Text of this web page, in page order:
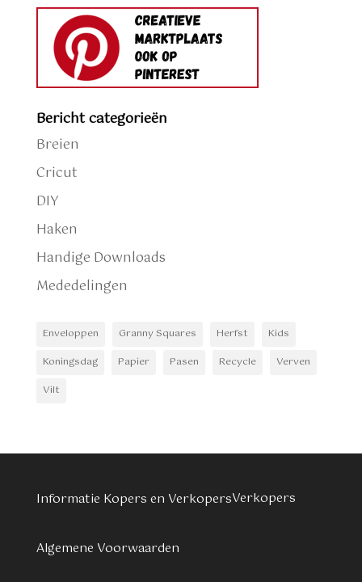
Bericht categorieën
Breien
Cricut
DIY
Haken
Handige Downloads
Mededelingen
Enveloppen Granny Squares Herfst
Kids
Koningsdag
Papier Pasen Recycle
Verven
Vilt
Informatie Kopers en VerkopersVerkopers
Algemene Voorwaarden